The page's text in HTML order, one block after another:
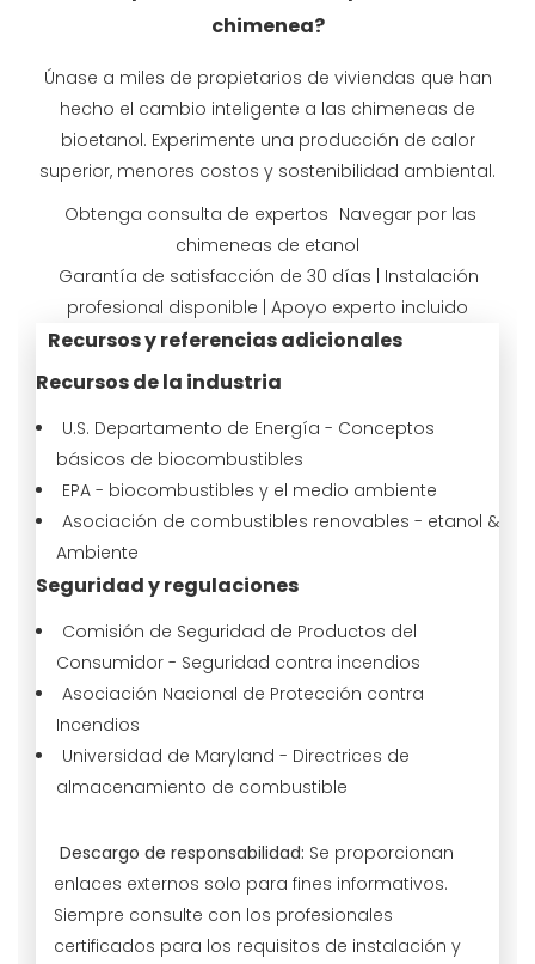
chimenea?
Únase a miles de propietarios de viviendas que han
hecho el cambio inteligente a las chimeneas de
bioetanol. Experimente una producción de calor
superior, menores costos y sostenibilidad ambiental.
Obtenga consulta de expertos Navegar por las
chimeneas de etanol
Garantía de satisfacción de 30 días | Instalación
profesional disponible | Apoyo experto incluido
Recursos y referencias adicionales
Recursos de la industria
U.S. Departamento de Energía - Conceptos
básicos de biocombustibles
EPA - biocombustibles y el medio ambiente
Asociación de combustibles renovables - etanol &
Ambiente
Seguridad y regulaciones
Comisión de Seguridad de Productos del
Consumidor - Seguridad contra incendios
Asociación Nacional de Protección contra
Incendios
Universidad de Maryland - Directrices de
almacenamiento de combustible
Descargo de responsabilidad: Se proporcionan
enlaces externos solo para fines informativos.
Siempre consulte con los profesionales
certificados para los requisitos de instalación y